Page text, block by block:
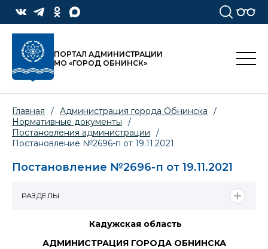
ПОРТАЛ АДМИНИСТРАЦИИ
МО «ГОРОД ОБНИНСК»
Главная / Администрация города Обнинска
/
Нормативные документы
/
Постановления администрации
/
Постановление №2696-п от 19.11.2021
Постановление №2696-п от 19.11.2021
Кадужская область
АДМИНИСТРАЦИЯ ГОРОДА ОБНИНСКА
РАЗДЕЛЫ